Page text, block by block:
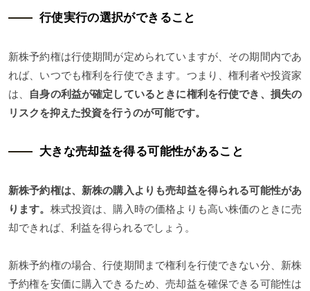
行使実行の選択ができること
新株予約権は行使期間が定められていますが、その期間内であ
れば、いつでも権利を行使できます。つまり、権利者や投資家
は、
自身の利益が確定しているときに権利を行使でき、損失の
リスクを抑えた投資を行うのが可能です。
大きな売却益を得る可能性があること
新株予約権は、新株の購入よりも売却益を得られる可能性があ
ります。 株式投資は、購入時の価格よりも高い株価のときに売
却できれば、利益を得られるでしょう。
新株予約権の場合、行使期間まで権利を行使できない分、新株
予約権を安価に購入できるため、売却益を確保できる可能性は